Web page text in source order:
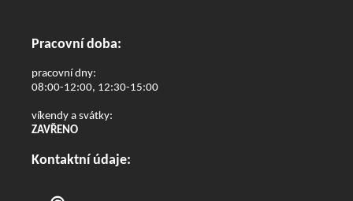
Pracovní doba:
pracovní dny:
08:00-12:00, 12:30-15:00
víkendy a svátky:
ZAVŘENO
Kontaktní údaje: